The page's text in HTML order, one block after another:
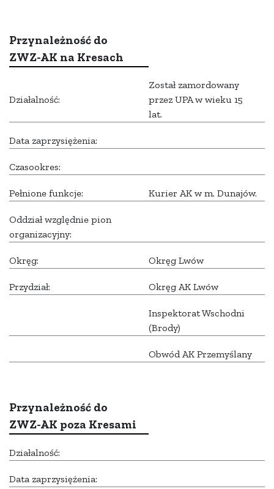
Przynależność do
ZWZ-AK na Kresach
Działalność:
Został zamordowany
przez UPA w wieku 15
lat.
Data zaprzysiężenia:
Czasookres:
Pełnione funkcje: Kurier AK w m. Dunajów.
Oddział względnie pion
organizacyjny:
Okręg: Okręg Lwów
Przydział: Okręg AK Lwów
Inspektorat Wschodni
(Brody)
Obwód AK Przemyślany
Przynależność do
ZWZ-AK poza Kresami
Działalność:
Data zaprzysiężenia: